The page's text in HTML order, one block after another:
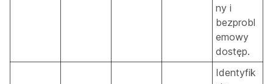
ny i
bezprobl
emowy
dostęp.
Identyfik